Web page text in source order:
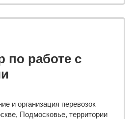
по работе с
и организация перевозок
Подмосковье, территории